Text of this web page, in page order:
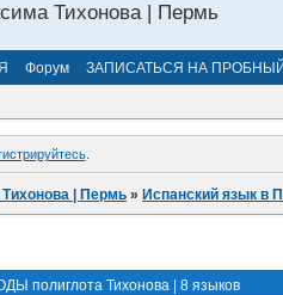
Тихонова | Пермь
Форум ЗАПИСАТЬСЯ НА
.
| Пермь »Испанский язык в
полиглота Тихонова | 8 языков